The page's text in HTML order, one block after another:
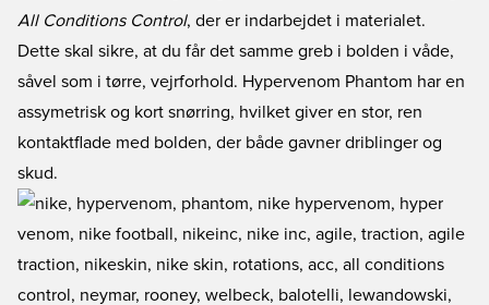
All Conditions Control, der er indarbejdet i materialet.
Dette skal sikre, at du får det samme greb i bolden i våde,
såvel som i tørre, vejrforhold. Hypervenom Phantom har en
assymetrisk og kort snørring, hvilket giver en stor, ren
kontaktflade med bolden, der både gavner driblinger og
skud.